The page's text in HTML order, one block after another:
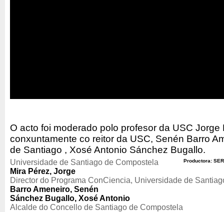
O acto foi moderado polo profesor da USC Jorge
conxuntamente co reitor da USC, Senén Barro
de Santiago , Xosé Antonio Sánchez Bugallo.
Productora:
Universidade de Santiago de Compostela
Mira Pérez, Jorge
Director do Programa ConCiencia, Universidade de
Barro Ameneiro, Senén
Sánchez Bugallo, Xosé Antonio
Alcalde do Concello de Santiago de Compostela